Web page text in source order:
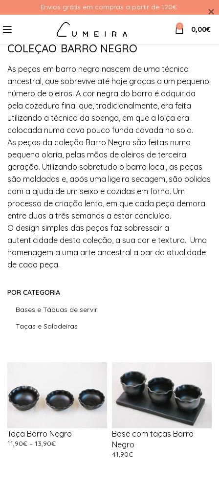
0 0,00€
As peças em barro negro nascem de uma técnica
ancestral, que sobrevive até hoje graças a um pequeno
número de oleiros. A cor negra do barro é adquirida
pela cozedura final que, tradicionalmente, era feita
utilizando a técnica da soenga, em que a loiça era
colocada numa cova pouco funda cavada no solo.
As peças da coleção Barro Negro são feitas numa
pequena olaria, pelas mãos de oleiros de terceira
geração. Utilizando sobretudo o barro local, as peças
são moldadas e, após uma ligeira secagem, são polidas
com a ajuda de um seixo e cozidas em forno. Um
processo de criação lento, em que cada peça demora
entre duas a três semanas a estar concluída.
O design simples das peças faz sobressair a
autenticidade desta coleção, a sua cor e textura. Uma
homenagem a uma arte ancestral a par da atualidade
de cada peça.
COLEÇÃO BARRO NEGRO
POR CATEGORIA
Bases e Tábuas de servir
Taças e Saladeiras
Taça Barro Negro
11,90€ – 13,90€
Base com taças Barro
Negro
41,90€
Envios grátis em compras a partir de 120€